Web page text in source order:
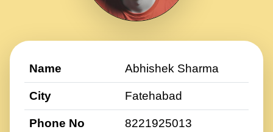
Name Abhishek Sharma
City Fatehabad
Phone No 8221925013